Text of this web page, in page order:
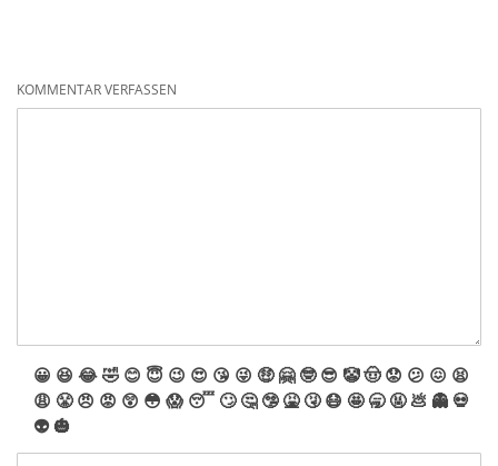
KOMMENTAR VERFASSEN
😀 😆 😂🤣 😊 😇 😉 😍 😘 😜 🤑 🤗 🤓 😎 🤡🤠 😟 😕 😖 😫
😩 😤 😠 😡 😲 😳 😱 😴 🙄 🤔 🤥 🤮 🤧 😷 🤩 🥱 🤬 💩 👻 💀
👽 🎃